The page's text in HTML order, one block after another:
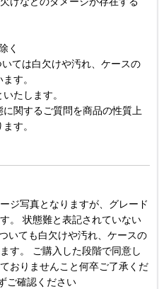
く
ては白欠けや汚れ、ケースの
す。
たします。
関するご質問を商品の性質上
す。
ジ写真となりますが、グレード
。 状態難と表記されていない
いても白欠けや汚れ、ケースの
す。 ご購入した段階で同意し
おりませんこと何卒ご了承くだ
ご確認ください